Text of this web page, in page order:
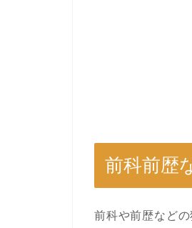
前科前歴
前科や前歴など